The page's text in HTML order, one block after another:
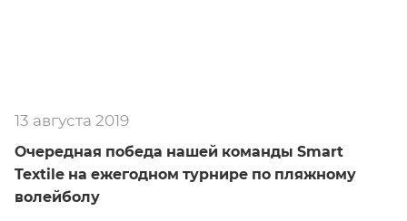
13 августа 2019
Очередная победа нашей команды Smart
Textile на ежегодном турнире по пляжному
волейболу